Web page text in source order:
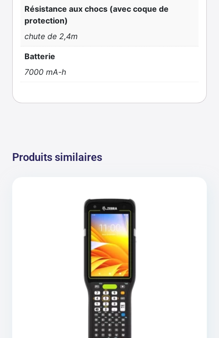
Résistance aux chocs (avec coque de
protection)
chute de 2,4m
Batterie
7000 mA-h
Produits similaires